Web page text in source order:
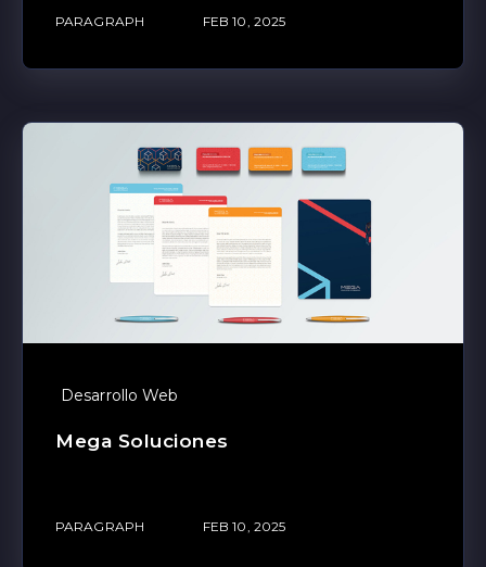
PARAGRAPH FEB 10, 2025
Desarrollo Web
Mega Soluciones
PARAGRAPH FEB 10, 2025